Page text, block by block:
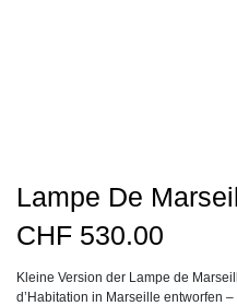
Lampe De
CHF 530.00
Kleine Version der Lampe de
d’Habitation in Marseille entworfen